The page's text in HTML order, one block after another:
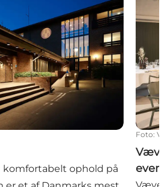
komfortabelt ophold på
Foto: